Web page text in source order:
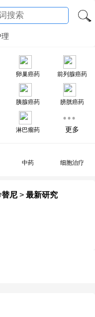
卵巢癌药 前列腺癌药
胰腺癌药 膀胱癌药
淋巴瘤药 更多
中药 细胞治疗
尼 > 最新研究